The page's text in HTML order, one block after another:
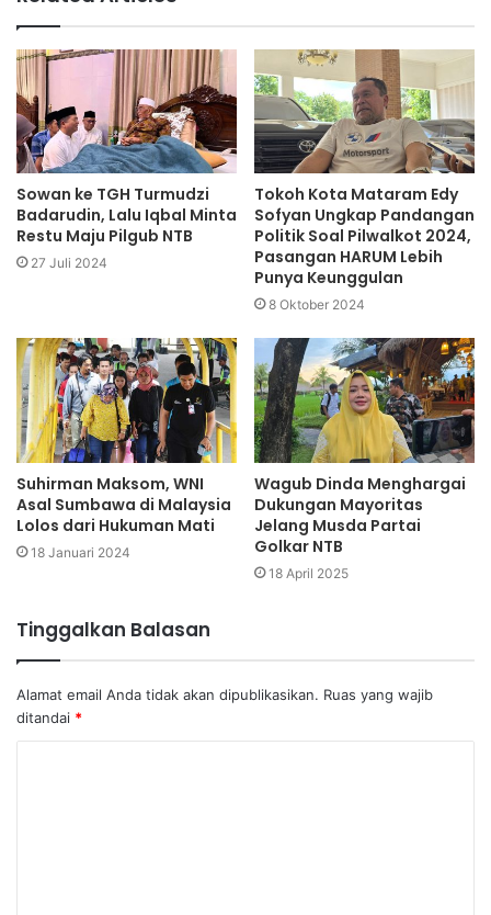
Sowan ke TGH Turmudzi
Badarudin, Lalu Iqbal Minta
Restu Maju Pilgub NTB
27 Juli 2024
Tokoh Kota Mataram Edy
Sofyan Ungkap Pandangan
Politik Soal Pilwalkot 2024,
Pasangan HARUM Lebih
Punya Keunggulan
8 Oktober 2024
Suhirman Maksom, WNI
Asal Sumbawa di Malaysia
Lolos dari Hukuman Mati
18 Januari 2024
Wagub Dinda Menghargai
Dukungan Mayoritas
Jelang Musda Partai
Golkar NTB
18 April 2025
Tinggalkan Balasan
Alamat email Anda tidak akan dipublikasikan. Ruas yang wajib
ditandai *